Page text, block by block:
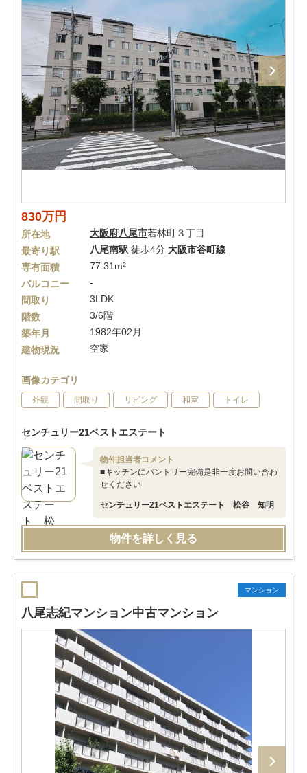
830万円
所在地 大阪府八尾市若林町３丁目
最寄り駅
八尾南駅 徒歩4分 大阪市谷町線
専有面積
77.31m²
バルコニー
-
間取り
3LDK
階数
3/6階
築年月
1982年02月
建物現況
空家
画像カテゴリ
外観 間取り リビング 和室 トイレ
センチュリー21ベストエステート
物件担当者コメント
■キッチンにパントリー完備是非一度お問い合わ
せください
センチュリー21ベストエステート 松谷 知明
物件を詳しく見る
マンション
八尾志紀マンション中古マンション